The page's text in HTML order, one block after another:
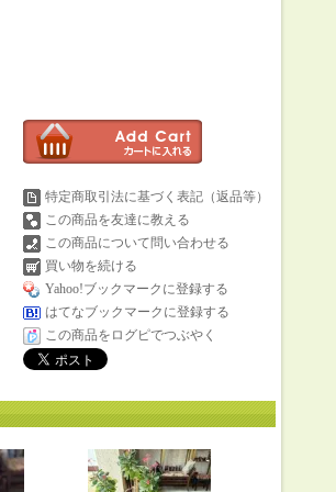
特定商取引法に基づく表記（返品等）
この商品を友達に教える
この商品について問い合わせる
買い物を続ける
Yahoo!ブックマークに登録する
はてなブックマークに登録する
この商品をログピでつぶやく